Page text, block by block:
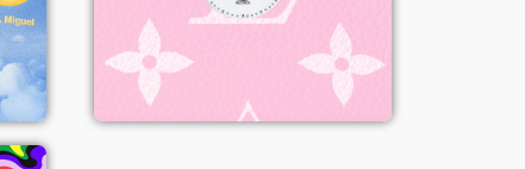
Williams)